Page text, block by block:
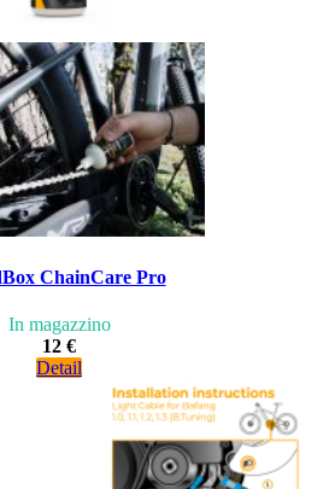
ChainCare Pro
In magazzino
12 €
Detail